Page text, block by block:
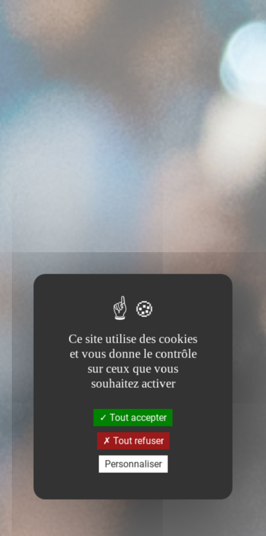
Ce site utilise des cookies
et vous donne le contrôle
sur ceux que vous
souhaitez activer
Tout accepter
Tout refuser
Personnaliser